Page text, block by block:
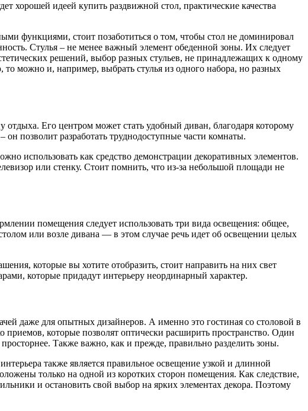
хорошей идеей купить раздвижной стол, практические качества
функциями, стоит позаботиться о том, чтобы стол не доминировал
Стулья – не менее важный элемент обеденной зоны. Их следует
решений, выбор разных стульев, не принадлежащих к одному
то можно и, например, выбрать стулья из одного набора, но разных
отдыха. Его центром может стать удобный диван, благодаря которому
позволит разработать труднодоступные части комнаты.
использовать как средство демонстрации декоративных элементов.
или стенку. Стоит помнить, что из-за небольшой площади не
помещения следует использовать три вида освещения: общее,
или возле дивана — в этом случае речь идет об освещении целых
которые вы хотите отобразить, стоит направить на них свет
которые придадут интерьеру неординарный характер.
даже для опытных дизайнеров. А именно это гостиная со столовой в
приемов, которые позволят оптически расширить пространство. Один
Также важно, как и прежде, правильно разделить зоны.
также является правильное освещение узкой и длинной
только на одной из коротких сторон помещения. Как следствие,
и остановить свой выбор на ярких элементах декора. Поэтому